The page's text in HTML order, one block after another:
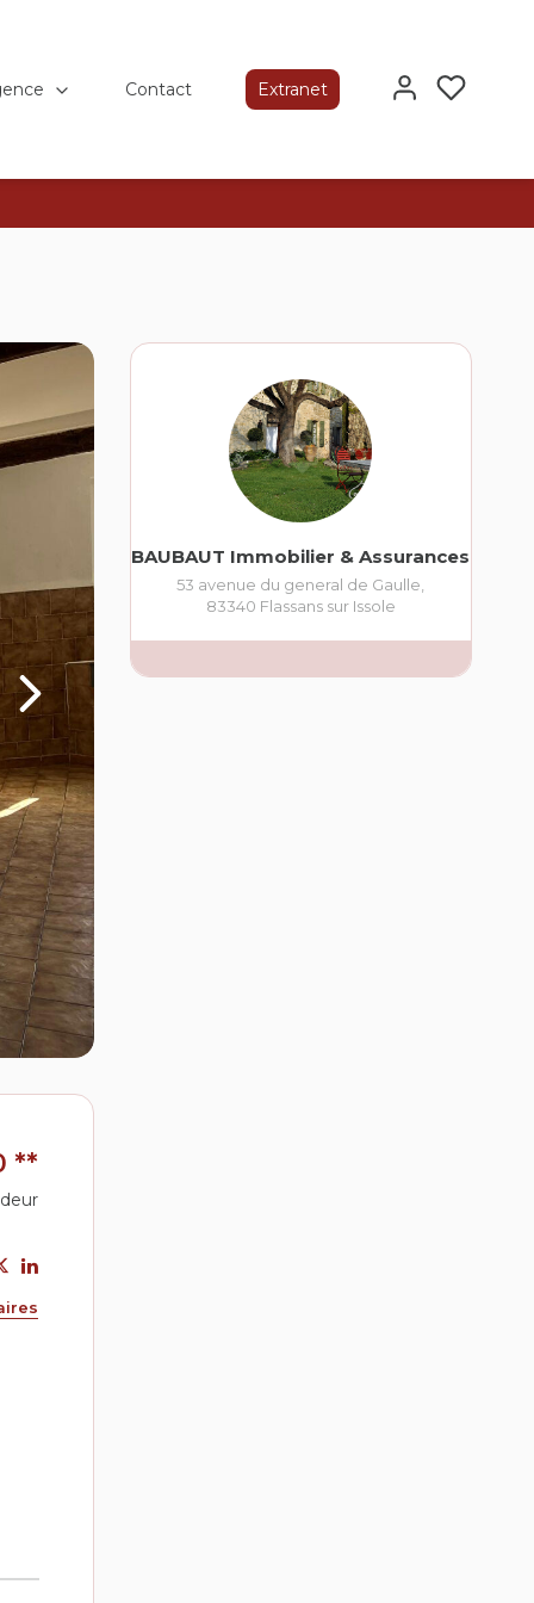
Contact Extranet
**
BAUBAUT Immobilier & Assurances
53 avenue du general de Gaulle
83340 Flassans sur Issole